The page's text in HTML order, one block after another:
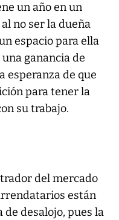
un año en un
no ser la dueña
espacio para ella
ganancia de
esperanza de que
para tener la
su trabajo.
del mercado
están
de desalojo, pues la